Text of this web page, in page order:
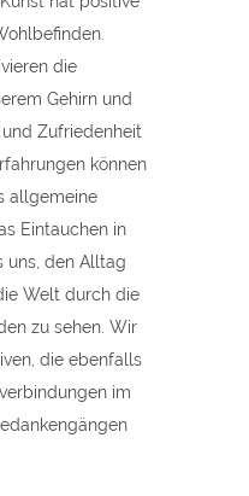
die
Gehirn und
Zufriedenheit
können
allgemeine
Eintauchen in
uns, den Alltag
Welt durch die
zu sehen. Wir
die ebenfalls
im